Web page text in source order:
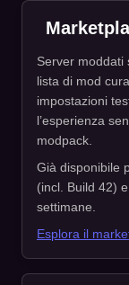
Server moddati
lista di mod
impostazioni
l’esperienza
modpack.
Già disponibile
(incl. Build 42) e
settimane.
Esplora il